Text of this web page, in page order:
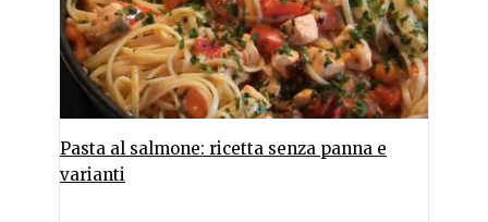
Pasta al salmone: ricetta senza panna e
varianti